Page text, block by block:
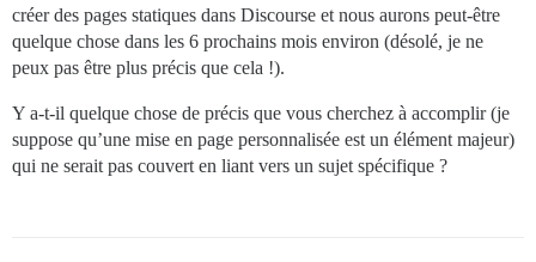
créer des pages statiques dans Discourse et nous aurons peut-être
quelque chose dans les 6 prochains mois environ (désolé, je ne
peux pas être plus précis que cela !).
Y a-t-il quelque chose de précis que vous cherchez à accomplir (je
suppose qu’une mise en page personnalisée est un élément majeur)
qui ne serait pas couvert en liant vers un sujet spécifique ?